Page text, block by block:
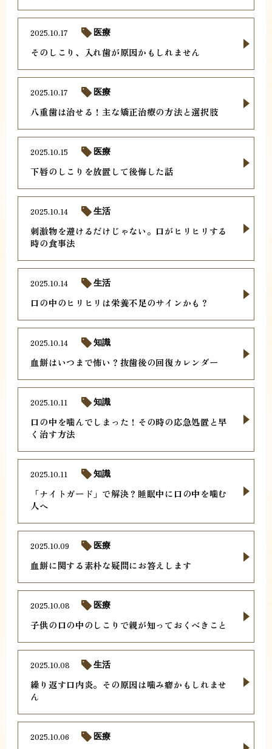
そのしこり、入れ歯が原因かもしれません
2025.10.17 医療
八重歯は治せる！主な矯正治療の方法と選択肢
2025.10.17 医療
下唇のしこりを放置して後悔した話
2025.10.15 医療
刺激物を避けるだけじゃない。口がヒリヒリする
時の食事法
2025.10.14 生活
口の中のヒリヒリは栄養不足のサインかも？
2025.10.14 生活
血餅はいつまで怖い？抜歯後の回復カレンダー
2025.10.14 知識
口の中を噛んでしまった！その時の応急処置と早
く治す方法
2025.10.11 知識
「ナイトガード」で解決？睡眠中に口の中を噛む
人へ
2025.10.11 知識
血餅に関する素朴な疑問にお答えします
2025.10.09 医療
子供の口の中のしこりで親が知っておくべきこと
2025.10.08 医療
繰り返す口内炎。その原因は噛み癖かもしれませ
ん
2025.10.08 生活
2025.10.06 医療